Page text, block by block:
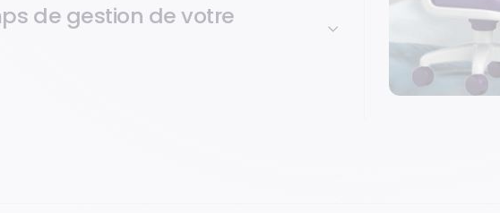
de gestion de votre